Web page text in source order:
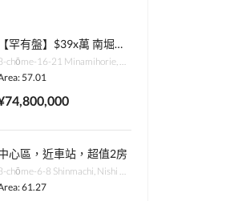
【罕有盤】$39x萬 南堀江1LDK~4分鐘鐵路盤
3-chōme-16-21 Minamihorie, Nishi Ward, Osaka, 550-0015日本
57.01
心區，近車站，超值2房
3-chōme-6-8 Shinmachi, Nishi Ward, Osaka, 550-0013日本
61.27